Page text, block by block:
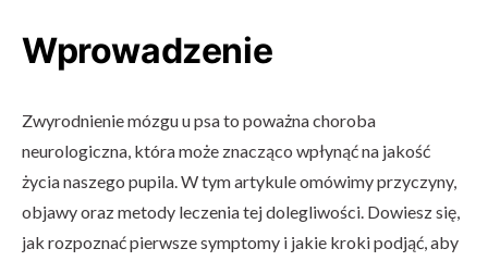
Wprowadzenie
Zwyrodnienie mózgu u psa to poważna choroba
neurologiczna, która może znacząco wpłynąć na jakość
życia naszego pupila. W tym artykule omówimy przyczyny,
objawy oraz metody leczenia tej dolegliwości. Dowiesz się,
jak rozpoznać pierwsze symptomy i jakie kroki podjąć, aby